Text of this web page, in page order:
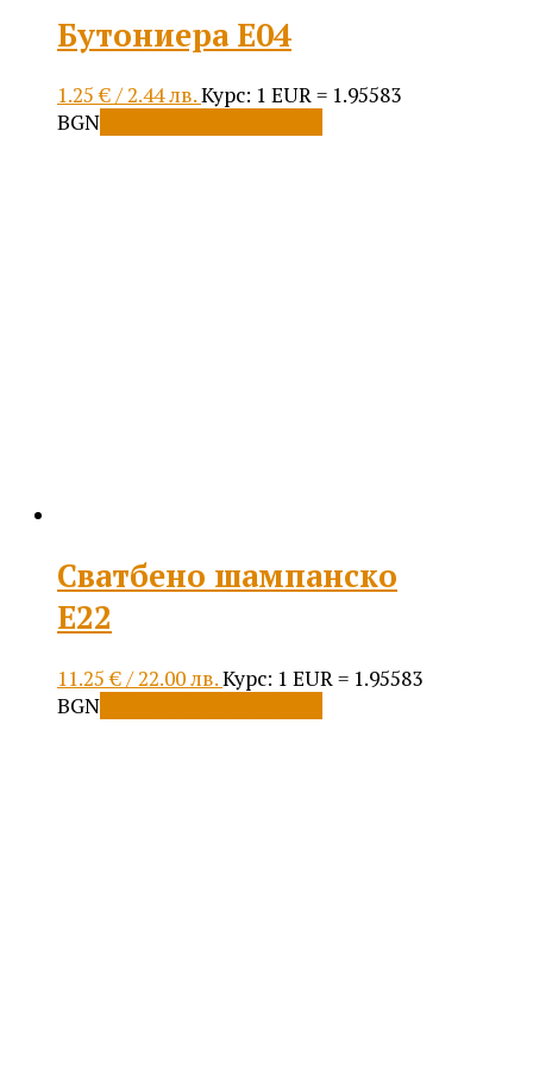
Бутониера Е04
1.25€/ 2.44 лв.Курс: 1 EUR = 1.95583
BGN
Сватбено шампанско
Е22
11.25€/ 22.00 лв.Курс: 1 EUR = 1.95583
BGN